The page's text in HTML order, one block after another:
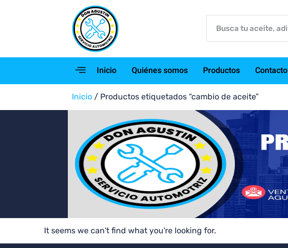
Inicio Quiénes somos Productos Contacto
Inicio / Productos etiquetados “cambio de aceite”
It seems we can't find what you're looking for.